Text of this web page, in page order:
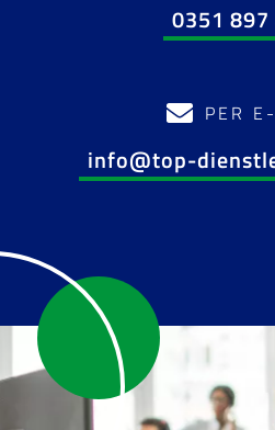
0351 897
PER
info@top-